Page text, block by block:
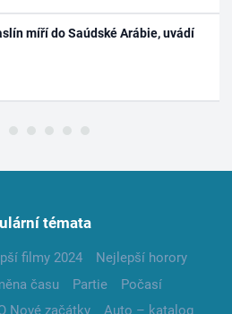
míří do Saúdské Arábie, uvádí
témata
filmy 2024
Nejlepší horory
času Partie
Počasí
Nové začátky
Auto – katalog